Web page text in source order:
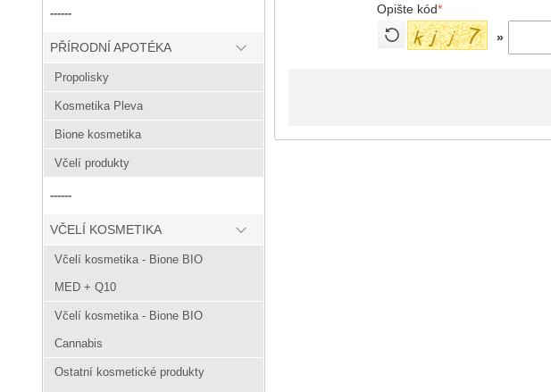
------
PŘÍRODNÍ APOTÉKA
Propolisky
Kosmetika Pleva
Bione kosmetika
Včelí produkty
------
VČELÍ KOSMETIKA
Včelí kosmetika - Bione BIO
MED + Q10
Včelí kosmetika - Bione BIO
Cannabis
Ostatní kosmetické produkty
Opište kód*
»